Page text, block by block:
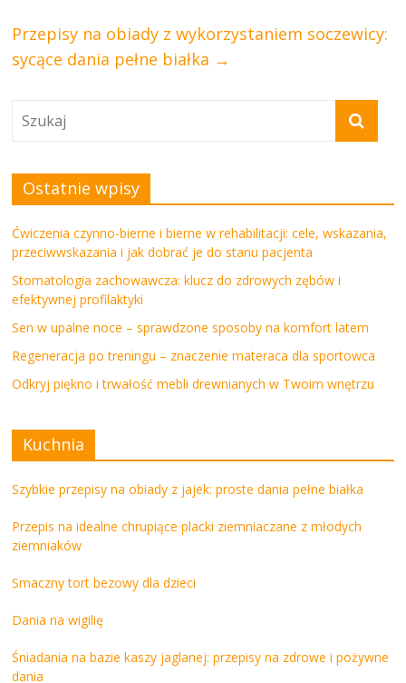
Przepisy na obiady z wykorzystaniem soczewicy:
sycące dania pełne białka →
Ostatnie wpisy
Ćwiczenia czynno-bierne i bierne w rehabilitacji: cele, wskazania,
przeciwwskazania i jak dobrać je do stanu pacjenta
Stomatologia zachowawcza: klucz do zdrowych zębów i
efektywnej profilaktyki
Sen w upalne noce – sprawdzone sposoby na komfort latem
Regeneracja po treningu – znaczenie materaca dla sportowca
Odkryj piękno i trwałość mebli drewnianych w Twoim wnętrzu
Kuchnia
Szybkie przepisy na obiady z jajek: proste dania pełne białka
Przepis na idealne chrupiące placki ziemniaczane z młodych
ziemniaków
Smaczny tort bezowy dla dzieci
Dania na wigilię
Śniadania na bazie kaszy jaglanej: przepisy na zdrowe i pożywne
dania